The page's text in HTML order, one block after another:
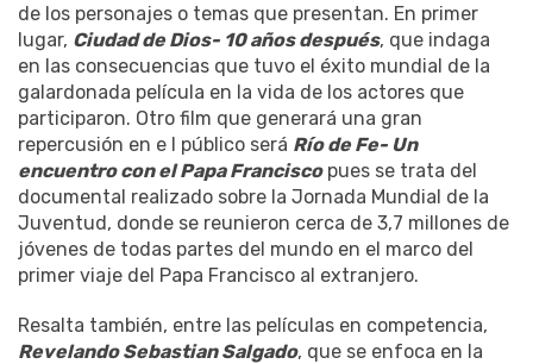
de los personajes o temas que presentan. En primer
lugar, Ciudad de Dios- 10 años después, que indaga
en las consecuencias que tuvo el éxito mundial de la
galardonada película en la vida de los actores que
participaron. Otro film que generará una gran
repercusión en e l público será Río de Fe- Un
encuentro con el Papa Franciscopues se trata del
documental realizado sobre la Jornada Mundial de la
Juventud, donde se reunieron cerca de 3,7 millones de
jóvenes de todas partes del mundo en el marco del
primer viaje del Papa Francisco al extranjero.
Resalta también, entre las películas en competencia,
Revelando Sebastian Salgado, que se enfoca en la